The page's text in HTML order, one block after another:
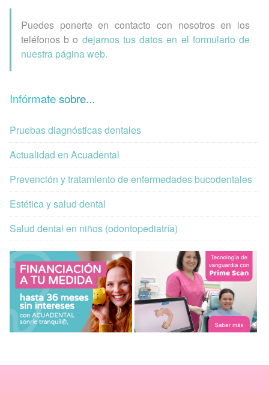
Puedes ponerte en contacto con nosotros en los
teléfonos b o dejarnos tus datos en el formulario de
nuestra página web.
Infórmate sobre...
Pruebas diagnósticas dentales
Actualidad en Acuadental
Prevención y tratamiento de enfermedades bucodentales
Estética y salud dental
Salud dental en niños (odontopediatría)